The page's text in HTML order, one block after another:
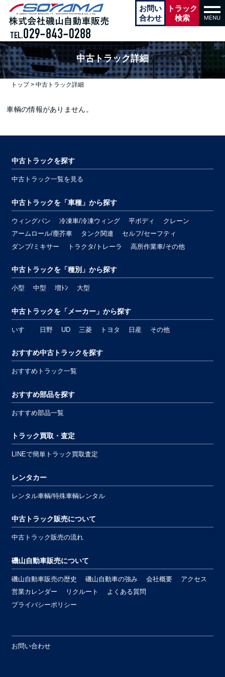
本文へ
MENU
お問い
合わせ
トラック
検索
中古トラック詳細
トップ>中古トラック詳細
車輌の情報がありません。
中古トラックを探す
中古トラック一覧を見る
中古トラックを「車種」から探す
ウィングバン 冷凍車/冷凍ウィング 平ボディ
クレーン
アームロール/塵芥車
タンク関連
セルフ/セーフティ
ダンプ/ミキサー
トラクタ/トレーラ 高所作業車/その他
中古トラックを「種別」から探す
小型 中型 増ﾄﾝ 大型
中古トラックを「メーカー」から探す
いすゞ 日野 UD 三菱 トヨタ 日産 その他
おすすめ中古トラックを探す
おすすめトラック一覧
おすすめ部品を探す
おすすめ部品一覧
トラック買取・査定
LINEで簡単トラック買取査定
レンタカー
レンタル車輌/特殊車輌レンタル
中古トラック販売について
中古トラック販売の流れ
磯山自動車販売について
磯山自動車販売の歴史 磯山自動車の強み 会社概要
アクセス
営業カレンダー
リクルート
よくある質問
プライバシーポリシー
お問い合わせ